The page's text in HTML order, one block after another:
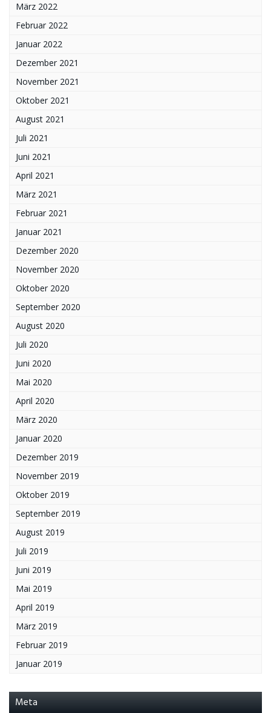
März 2022
Februar 2022
Januar 2022
Dezember 2021
November 2021
Oktober 2021
August 2021
Juli 2021
Juni 2021
April 2021
März 2021
Februar 2021
Januar 2021
Dezember 2020
November 2020
Oktober 2020
September 2020
August 2020
Juli 2020
Juni 2020
Mai 2020
April 2020
März 2020
Januar 2020
Dezember 2019
November 2019
Oktober 2019
September 2019
August 2019
Juli 2019
Juni 2019
Mai 2019
April 2019
März 2019
Februar 2019
Januar 2019
Meta